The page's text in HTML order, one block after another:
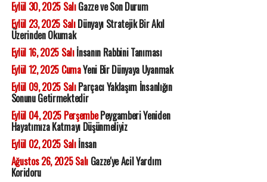
Eylül 30, 2025 SalıGazze ve Son Durum
Eylül 23, 2025 SalıDünyayı Stratejik Bir Akıl
Üzerinden Okumak
Eylül 16, 2025 Salıİnsanın Rabbini Tanıması
Eylül 12, 2025 CumaYeni Bir Dünyaya Uyanmak
Eylül 09, 2025 SalıParçacı Yaklaşım İnsanlığın
Sonunu Getirmektedir
Eylül 04, 2025 PerşembePeygamberi Yeniden
Hayatımıza Katmayı Düşünmeliyiz
Eylül 02, 2025 Salıİnsan
Ağustos 26, 2025 SalıGazze'ye Acil Yardım
Koridoru